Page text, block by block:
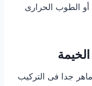
الطوب الحرارى
جدا فى التركيب